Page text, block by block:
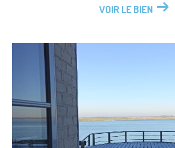
VOIR LE BIEN